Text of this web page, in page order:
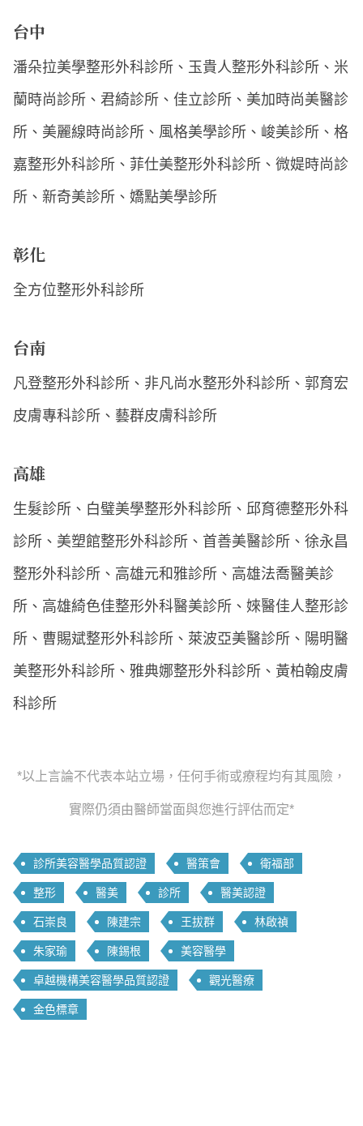
台中
潘朵拉美學整形外科診所、玉貴人整形外科診所、米
蘭時尚診所、君綺診所、佳立診所、美加時尚美醫診
所、美麗線時尚診所、風格美學診所、峻美診所、格
嘉整形外科診所、菲仕美整形外科診所、微媞時尚診
所、新奇美診所、嬌點美學診所
彰化
全方位整形外科診所
台南
凡登整形外科診所、非凡尚水整形外科診所、郭育宏
皮膚專科診所、藝群皮膚科診所
高雄
生髮診所、白璧美學整形外科診所、邱育德整形外科
診所、美塑館整形外科診所、首善美醫診所、徐永昌
整形外科診所、高雄元和雅診所、高雄法喬醫美診
所、高雄綺色佳整形外科醫美診所、婡醫佳人整形診
所、曹賜斌整形外科診所、萊波亞美醫診所、陽明醫
美整形外科診所、雅典娜整形外科診所、黃柏翰皮膚
科診所
*以上言論不代表本站立場，任何手術或療程均有其風險，
實際仍須由醫師當面與您進行評估而定*
診所美容醫學品質認證 醫策會 衛福部
整形 醫美 診所 醫美認證
石崇良 陳建宗 王拔群 林啟禎
朱家瑜 陳錫根 美容醫學
卓越機構美容醫學品質認證 觀光醫療
金色標章